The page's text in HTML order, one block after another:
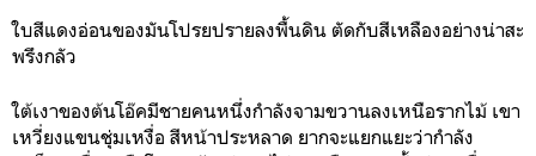
ใบสีแดงอ่อนของมันโปรยปรายลงพื้นดิน ตัดกับสีเหลืองอย่างน่าสะ
พรึงกลัว
ใต้เงาของต้นโอ๊คมีชายคนหนึ่งกำลังจามขวานลงเหนือรากไม้ เขา
เหวี่ยงแขนชุ่มเหงื่อ สีหน้าประหลาด ยากจะแยกแยะว่ากำลัง